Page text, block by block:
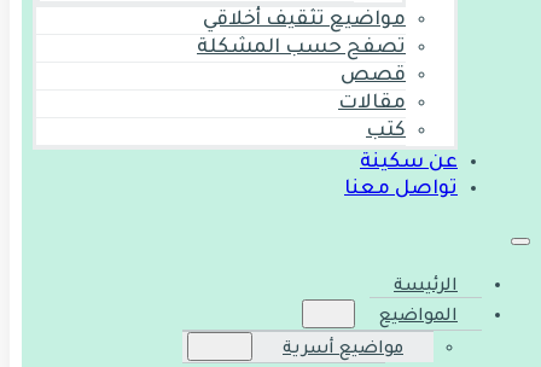
مواضيع تثقيف أخلاقي
تصفح حسب المشكلة
قصص
مقالات
كتب
عن سكينة
تواصل معنا
الرئيسة
المواضيع
مواضيع أسرية